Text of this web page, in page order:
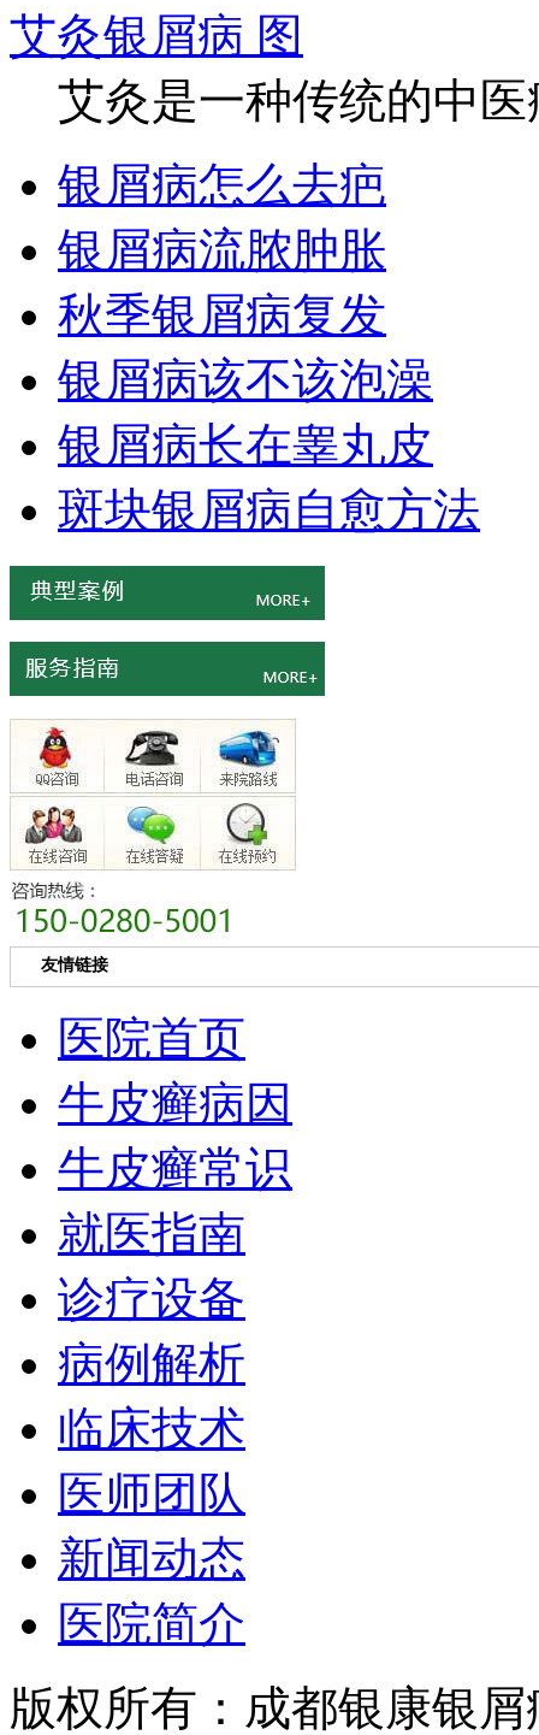
艾灸银屑病 图
艾灸是一种传统的中
银屑病怎么去疤
银屑病流脓肿胀
秋季银屑病复发
银屑病该不该泡澡
银屑病长在睾丸皮
斑块银屑病自愈方法
友情链接
医院首页
牛皮癣病因
牛皮癣常识
就医指南
诊疗设备
病例解析
临床技术
医师团队
新闻动态
医院简介
版权所有：成都银康银